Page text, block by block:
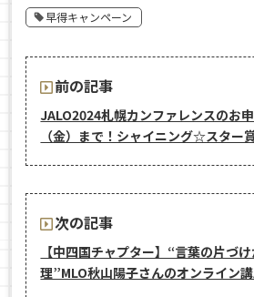
早得キャンペーン
前の記事
JALO2024札幌カンファレンスのお
（金）まで！シャイニング☆スター
次の記事
【中四国チャプター】“言葉の片づ
理”MLO秋山陽子さんのオンライン